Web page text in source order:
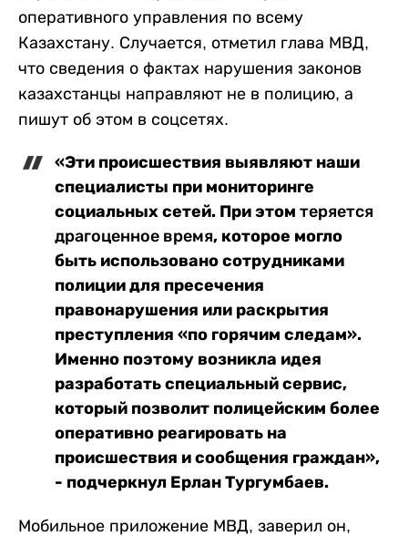
оперативного управления по всему
Казахстану. Случается, отметил глава МВД,
что сведения о фактах нарушения законов
казахстанцы направляют не в полицию, а
пишут об этом в соцсетях.
«Эти происшествия выявляют наши
специалисты при мониторинге
социальных сетей. При этом теряется
драгоценное время, которое могло
быть использовано сотрудниками
полиции для пресечения
правонарушения или раскрытия
преступления «по горячим следам».
Именно поэтому возникла идея
разработать специальный сервис,
который позволит полицейским более
оперативно реагировать на
происшествия и сообщения граждан»,
- подчеркнул Ерлан Тургумбаев.
Мобильное приложение МВД, заверил он,